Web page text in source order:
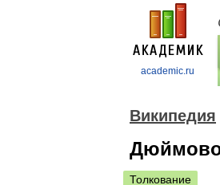
academic.ru
Википедия
Толкование